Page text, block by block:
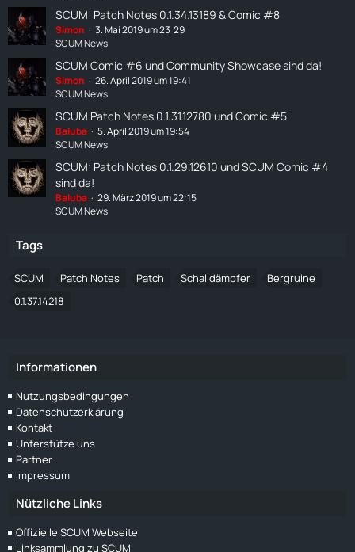
SCUM: Patch Notes 0.1.34.13189 & Comic #8
Simon
3. Mai 2019 um 23:29
SCUM News
SCUM Comic #6 und Community Showcase sind da!
Simon
26. April 2019 um 19:41
SCUM News
SCUM Patch Notes 0.1.31.12780 und Comic #5
Baluba
5. April 2019 um 19:54
SCUM News
SCUM: Patch Notes 0.1.29.12610 und SCUM Comic #4
sind da!
Baluba
29. März 2019 um 22:15
SCUM News
Tags
SCUM Patch Notes Patch Schalldämpfer
Bergruine
0.1.37.14218
Informationen
Nutzungsbedingungen
Datenschutzerklärung
Kontakt
Unterstütze uns
Partner
Impressum
Nützliche Links
Offizielle SCUM Webseite
Linksammlung zu SCUM